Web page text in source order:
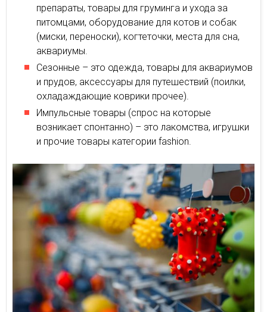
препараты, товары для груминга и ухода за
питомцами, оборудование для котов и собак
(миски, переноски), когтеточки, места для сна,
аквариумы.
Сезонные – это одежда, товары для аквариумов
и прудов, аксессуары для путешествий (поилки,
охладаждающие коврики прочее).
Импульсные товары (спрос на которые
возникает спонтанно) – это лакомства, игрушки
и прочие товары категории fashion.